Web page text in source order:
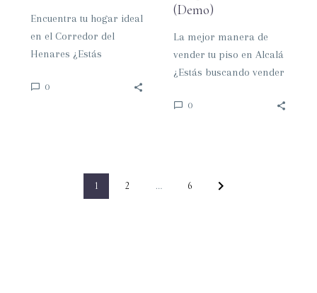
Encuentra tu hogar ideal
en el Corredor del
Henares ¿Estás
vivienda de obra nueva
0
(Demo)
La mejor manera de
vender tu piso en Alcalá
¿Estás buscando vender
Henares y quieres…
0
1 2 … 6